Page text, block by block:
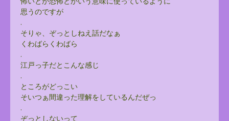
思うのですが
.
そりゃ、ぞっとしねえ話だなぁ
くわばらくわばら
.
江戸っ子だとこんな感じ
.
ところがどっこい
そいつぁ間違った理解をしているんだぜっ
.
ぞっとしないって